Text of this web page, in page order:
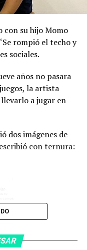
con su hijo Momo
rompió el techo y
sociales.
años no pasara
la artista
a jugar en
dos imágenes de
con ternura: